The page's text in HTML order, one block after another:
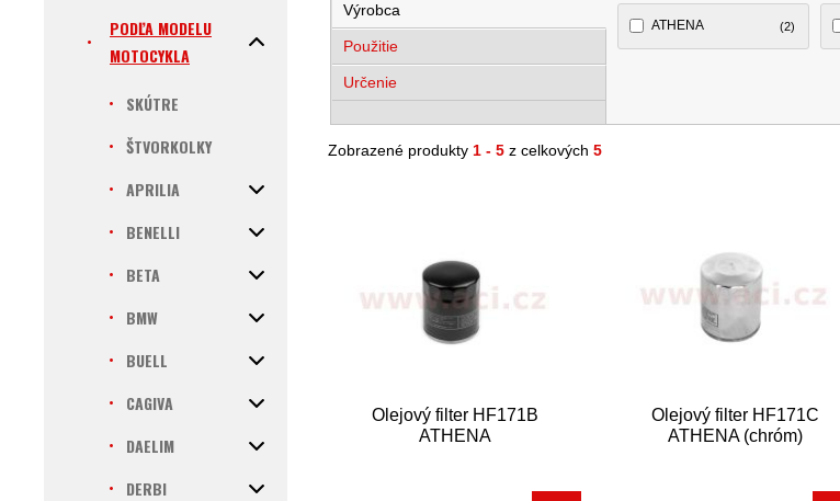
PODĽA MODELU
MOTOCYKLA
SKÚTRE
ŠTVORKOLKY
APRILIA
BENELLI
BETA
BMW
BUELL
CAGIVA
DAELIM
DERBI
Výrobca
Použitie
Určenie
ATHENA (2)
Zobrazené produkty 1 - 5 z celkových5
Olejový filter HF171B
ATHENA
Olejový filter HF171C
ATHENA (chróm)